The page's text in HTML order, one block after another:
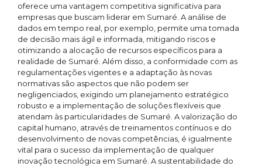
oferece uma vantagem competitiva significativa para
empresas que buscam liderar em Sumaré. A análise de
dados em tempo real, por exemplo, permite uma tomada
de decisão mais ágil e informada, mitigando riscos e
otimizando a alocação de recursos específicos para a
realidade de Sumaré. Além disso, a conformidade com as
regulamentações vigentes e a adaptação às novas
normativas são aspectos que não podem ser
negligenciados, exigindo um planejamento estratégico
robusto e a implementação de soluções flexíveis que
atendam às particularidades de Sumaré. A valorização do
capital humano, através de treinamentos contínuos e do
desenvolvimento de novas competências, é igualmente
vital para o sucesso da implementação de qualquer
inovação tecnológica em Sumaré. A sustentabilidade do